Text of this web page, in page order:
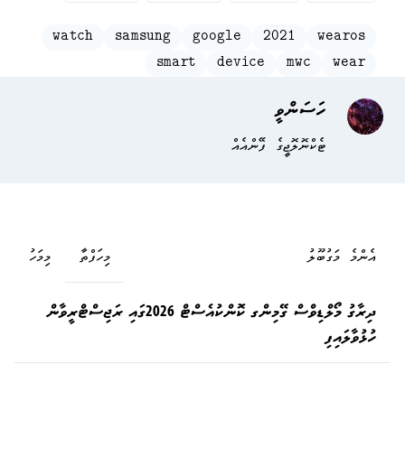
watch samsung google 2021
wearos
smart
device mwc wear
ހަސަންވީ
ޓެކްނޮލޮޖީގެ ފޭންއެއް
އެންމެ މަގުބޫލު މިމަހު މިހަފްތާ
ދިރާގު މޯލްޑިވްސް ގޭމިންގ ކޮންކުއެސްޓް 2026ގައި ރަޖިސްޓްރީވާން
ހުޅުވާލައިފި